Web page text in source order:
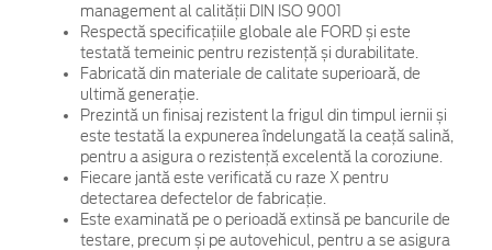
management al calității DIN ISO 9001
Respectă specificațiile globale ale FORD și este
testată temeinic pentru rezistență și durabilitate.
Fabricată din materiale de calitate superioară, de
ultimă generație.
Prezintă un finisaj rezistent la frigul din timpul iernii și
este testată la expunerea îndelungată la ceață salină,
pentru a asigura o rezistență excelentă la coroziune.
Fiecare jantă este verificată cu raze X pentru
detectarea defectelor de fabricație.
Este examinată pe o perioadă extinsă pe bancurile de
testare, precum și pe autovehicul, pentru a se asigura